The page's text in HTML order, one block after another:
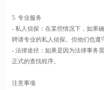
5. 专业服务
- 私人侦探：在某些情况下，如果
聘请专业的私人侦探。但他们也遵
- 法律途径：如果是因为法律事务
正式的查找程序。
注意事项